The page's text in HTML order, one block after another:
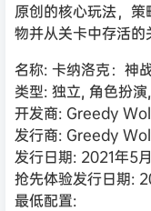
原创的核心玩法，
物并从关卡中存活的
名称: 卡纳洛克：神
类型: 独立, 角色扮
开发商: Greedy
发行商: Greedy
发行日期: 2021年5
抢先体验发行日期:
最低配置: